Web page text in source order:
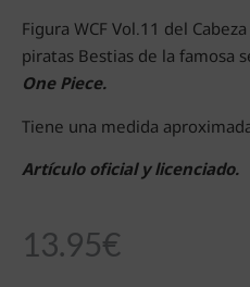
Figura WCF Vol.11 del
piratas Bestias de la famosa
One Piece.
Tiene una medida
Artículo oficial y licenciado.
13.95€